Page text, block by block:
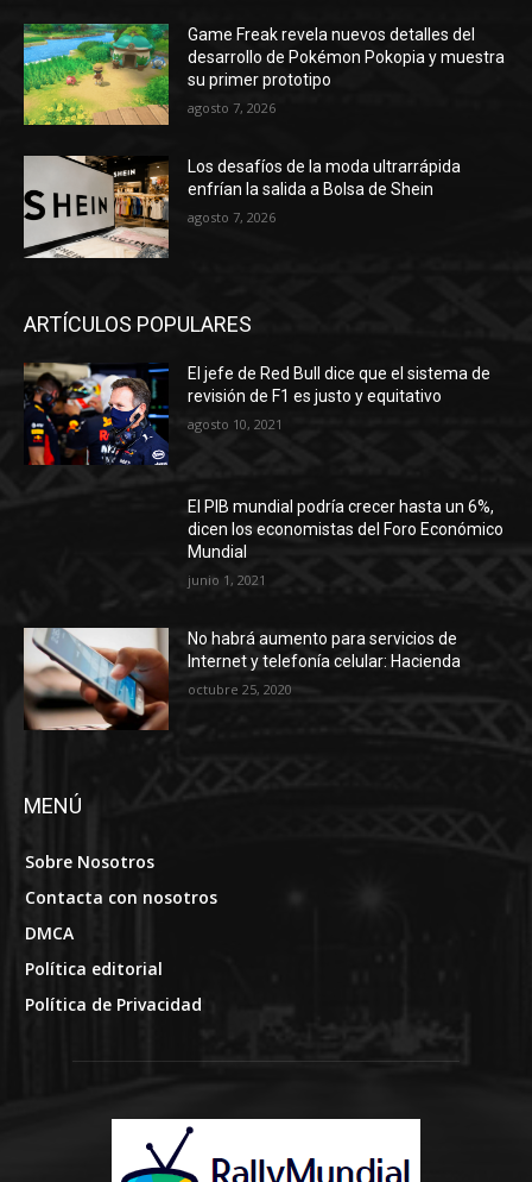
Game Freak revela nuevos detalles del
desarrollo de Pokémon Pokopia y muestra
su primer prototipo
agosto 7, 2026
Los desafíos de la moda ultrarrápida
enfrían la salida a Bolsa de Shein
agosto 7, 2026
ARTÍCULOS POPULARES
El jefe de Red Bull dice que el sistema de
revisión de F1 es justo y equitativo
agosto 10, 2021
El PIB mundial podría crecer hasta un 6%,
dicen los economistas del Foro Económico
Mundial
junio 1, 2021
No habrá aumento para servicios de
Internet y telefonía celular: Hacienda
octubre 25, 2020
MENÚ
Sobre Nosotros
Contacta con nosotros
DMCA
Política editorial
Política de Privacidad